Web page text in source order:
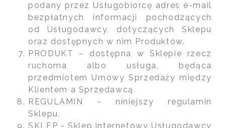
podany przez Usługobiorcę adres e-mail
bezpłatnych informacji pochodzących
od Usługodawcy, dotyczących Sklepu
oraz dostępnych w nim Produktów.
PRODUKT – dostępna w Sklepie rzecz
ruchoma albo usługa, będąca
przedmiotem Umowy Sprzedaży między
Klientem a Sprzedawcą.
REGULAMIN - niniejszy regulamin
Sklepu.
SKLEP - Sklep internetowy Usługodawcy